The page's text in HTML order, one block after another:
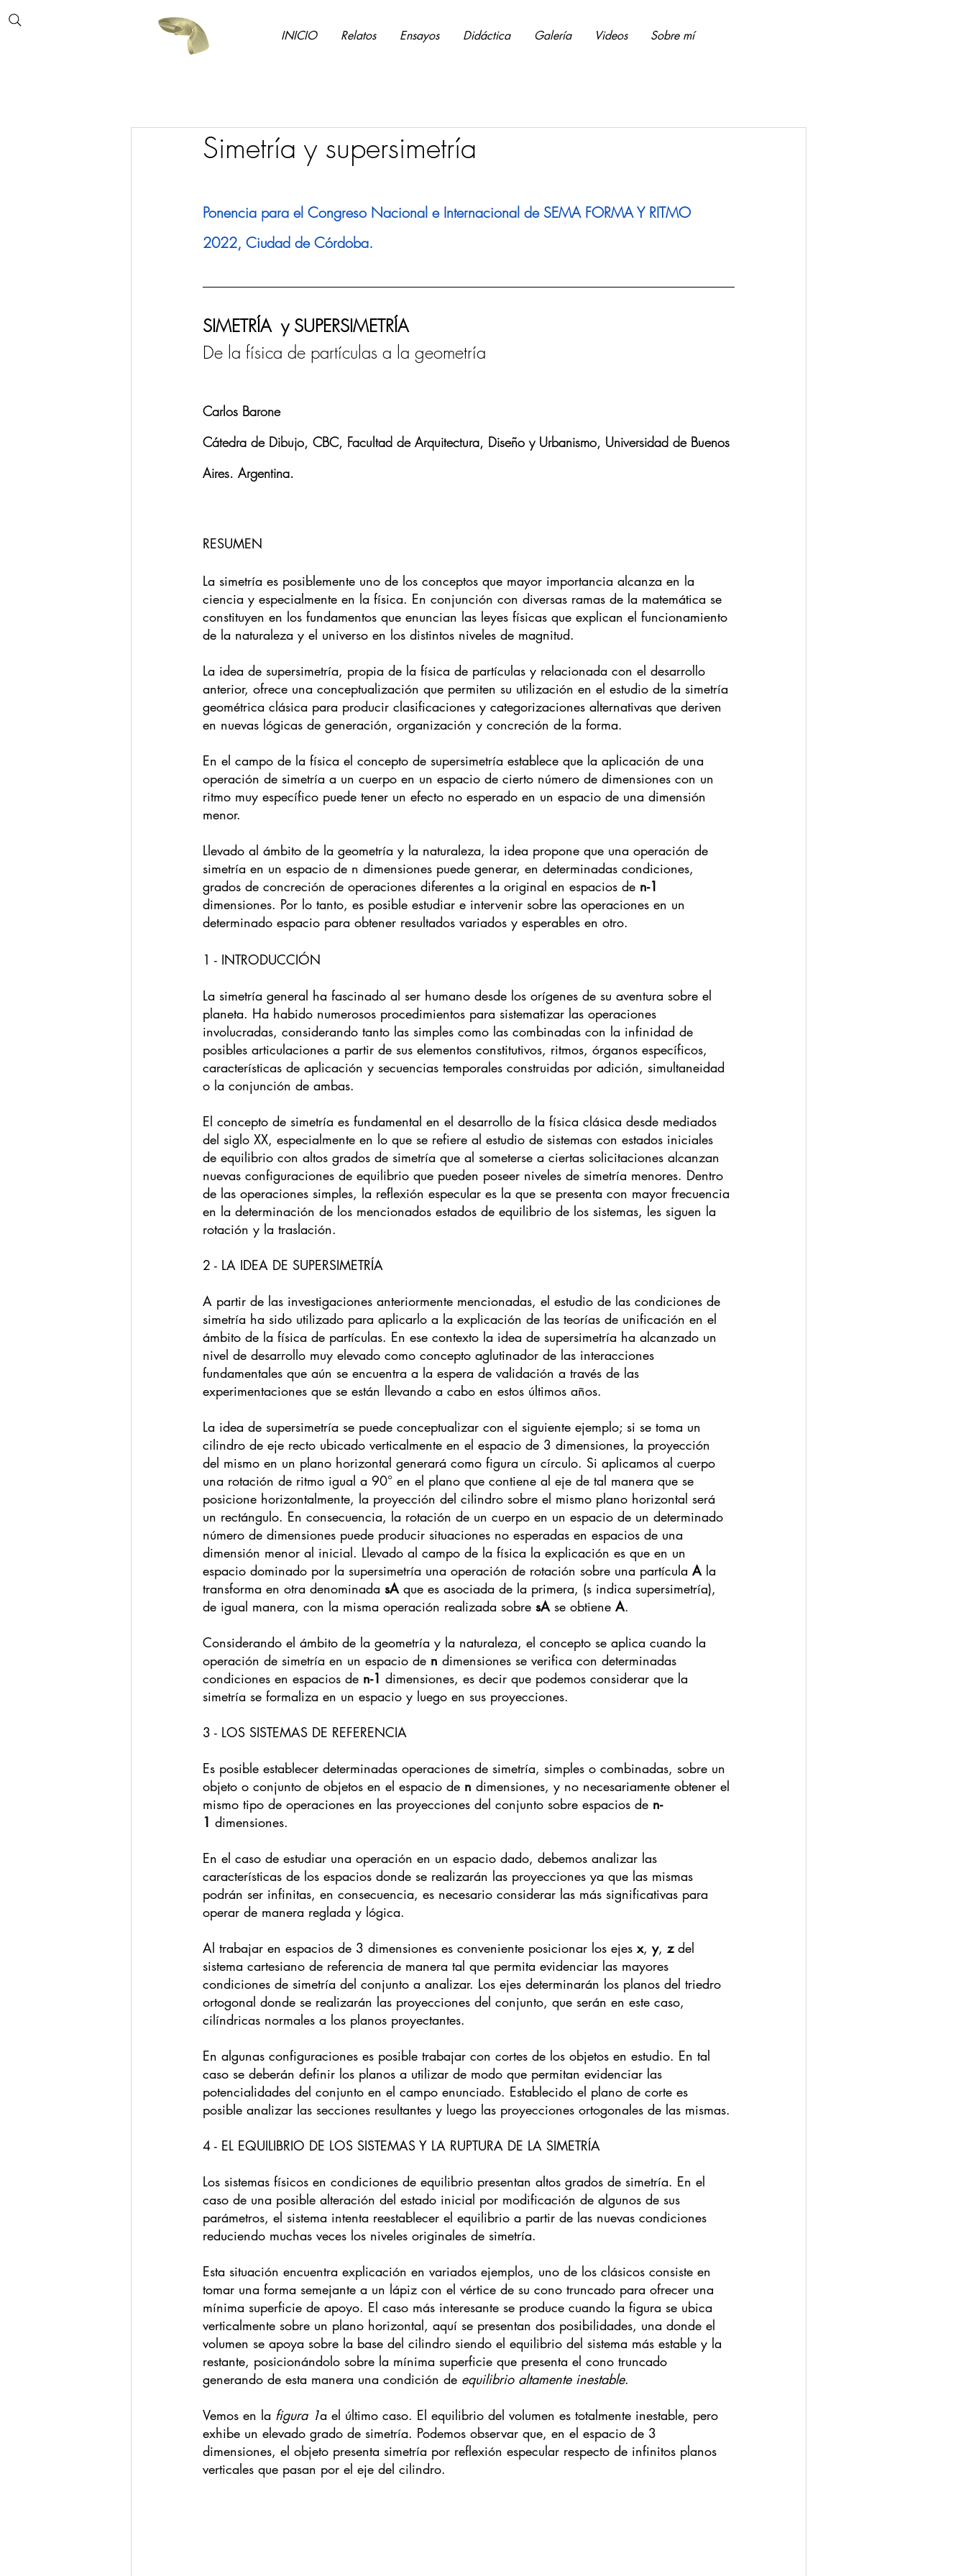
INICIO Relatos Ensayos Didáctica Galería Videos Sobre mí
Simetría y supersimetría
Ponencia para el Congreso Nacional e Internacional de SEMA FORMA Y RITMO
2022, Ciudad de Córdoba.
SIMETRÍA  y SUPERSIMETRÍA
De la física de partículas a la geometría
Carlos Barone
Cátedra de Dibujo, CBC, Facultad de Arquitectura, Diseño y Urbanismo, Universidad de Buenos
Aires. Argentina.
RESUMEN
La simetría es posiblemente uno de los conceptos que mayor importancia alcanza en la
ciencia y especialmente en la física. En conjunción con diversas ramas de la matemática se
constituyen en los fundamentos que enuncian las leyes físicas que explican el funcionamiento
de la naturaleza y el universo en los distintos niveles de magnitud.
La idea de supersimetría, propia de la física de partículas y relacionada con el desarrollo
anterior, ofrece una conceptualización que permiten su utilización en el estudio de la simetría
geométrica clásica para producir clasificaciones y categorizaciones alternativas que deriven
en nuevas lógicas de generación, organización y concreción de la forma.
En el campo de la física el concepto de supersimetría establece que la aplicación de una
operación de simetría a un cuerpo en un espacio de cierto número de dimensiones con un
ritmo muy específico puede tener un efecto no esperado en un espacio de una dimensión
menor.
Llevado al ámbito de la geometría y la naturaleza, la idea propone que una operación de
simetría en un espacio de n dimensiones puede generar, en determinadas condiciones,
grados de concreción de operaciones diferentes a la original en espacios de n-1
dimensiones. Por lo tanto, es posible estudiar e intervenir sobre las operaciones en un
determinado espacio para obtener resultados variados y esperables en otro.
1 - INTRODUCCIÓN
La simetría general ha fascinado al ser humano desde los orígenes de su aventura sobre el
planeta. Ha habido numerosos procedimientos para sistematizar las operaciones
involucradas, considerando tanto las simples como las combinadas con la infinidad de
posibles articulaciones a partir de sus elementos constitutivos, ritmos, órganos específicos,
características de aplicación y secuencias temporales construidas por adición, simultaneidad
o la conjunción de ambas.
El concepto de simetría es fundamental en el desarrollo de la física clásica desde mediados
del siglo XX, especialmente en lo que se refiere al estudio de sistemas con estados iniciales
de equilibrio con altos grados de simetría que al someterse a ciertas solicitaciones alcanzan
nuevas configuraciones de equilibrio que pueden poseer niveles de simetría menores. Dentro
de las operaciones simples, la reflexión especular es la que se presenta con mayor frecuencia
en la determinación de los mencionados estados de equilibrio de los sistemas, les siguen la
rotación y la traslación.
2 - LA IDEA DE SUPERSIMETRÍA
A partir de las investigaciones anteriormente mencionadas, el estudio de las condiciones de
simetría ha sido utilizado para aplicarlo a la explicación de las teorías de unificación en el
ámbito de la física de partículas. En ese contexto la idea de supersimetría ha alcanzado un
nivel de desarrollo muy elevado como concepto aglutinador de las interacciones
fundamentales que aún se encuentra a la espera de validación a través de las
experimentaciones que se están llevando a cabo en estos últimos años.
La idea de supersimetría se puede conceptualizar con el siguiente ejemplo; si se toma un
cilindro de eje recto ubicado verticalmente en el espacio de 3 dimensiones, la proyección
del mismo en un plano horizontal generará como figura un círculo. Si aplicamos al cuerpo
una rotación de ritmo igual a 90° en el plano que contiene al eje de tal manera que se
posicione horizontalmente, la proyección del cilindro sobre el mismo plano horizontal será
un rectángulo. En consecuencia, la rotación de un cuerpo en un espacio de un determinado
número de dimensiones puede producir situaciones no esperadas en espacios de una
dimensión menor al inicial. Llevado al campo de la física la explicación es que en un
espacio dominado por la supersimetría una operación de rotación sobre una partícula A la
transforma en otra denominada sA que es asociada de la primera, (s indica supersimetría),
de igual manera, con la misma operación realizada sobre sA se obtiene A.
Considerando el ámbito de la geometría y la naturaleza, el concepto se aplica cuando la
operación de simetría en un espacio de n dimensiones se verifica con determinadas
condiciones en espacios de n-1 dimensiones, es decir que podemos considerar que la
simetría se formaliza en un espacio y luego en sus proyecciones.
3 - LOS SISTEMAS DE REFERENCIA
Es posible establecer determinadas operaciones de simetría, simples o combinadas, sobre un
objeto o conjunto de objetos en el espacio de n dimensiones, y no necesariamente obtener el
mismo tipo de operaciones en las proyecciones del conjunto sobre espacios de n-
1 dimensiones.
En el caso de estudiar una operación en un espacio dado, debemos analizar las
características de los espacios donde se realizarán las proyecciones ya que las mismas
podrán ser infinitas, en consecuencia, es necesario considerar las más significativas para
operar de manera reglada y lógica.
Al trabajar en espacios de 3 dimensiones es conveniente posicionar los ejes x, y, z del
sistema cartesiano de referencia de manera tal que permita evidenciar las mayores
condiciones de simetría del conjunto a analizar. Los ejes determinarán los planos del triedro
ortogonal donde se realizarán las proyecciones del conjunto, que serán en este caso,
cilíndricas normales a los planos proyectantes.
En algunas configuraciones es posible trabajar con cortes de los objetos en estudio. En tal
caso se deberán definir los planos a utilizar de modo que permitan evidenciar las
potencialidades del conjunto en el campo enunciado. Establecido el plano de corte es
posible analizar las secciones resultantes y luego las proyecciones ortogonales de las mismas.
4 - EL EQUILIBRIO DE LOS SISTEMAS Y LA RUPTURA DE LA SIMETRÍA
Los sistemas físicos en condiciones de equilibrio presentan altos grados de simetría. En el
caso de una posible alteración del estado inicial por modificación de algunos de sus
parámetros, el sistema intenta reestablecer el equilibrio a partir de las nuevas condiciones
reduciendo muchas veces los niveles originales de simetría.
Esta situación encuentra explicación en variados ejemplos, uno de los clásicos consiste en
tomar una forma semejante a un lápiz con el vértice de su cono truncado para ofrecer una
mínima superficie de apoyo. El caso más interesante se produce cuando la figura se ubica
verticalmente sobre un plano horizontal, aquí se presentan dos posibilidades, una donde el
volumen se apoya sobre la base del cilindro siendo el equilibrio del sistema más estable y la
restante, posicionándolo sobre la mínima superficie que presenta el cono truncado
generando de esta manera una condición de equilibrio altamente inestable.
Vemos en la figura 1a el último caso. El equilibrio del volumen es totalmente inestable, pero
exhibe un elevado grado de simetría. Podemos observar que, en el espacio de 3
dimensiones, el objeto presenta simetría por reflexión especular respecto de infinitos planos
verticales que pasan por el eje del cilindro.